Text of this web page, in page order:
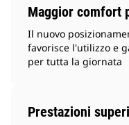
Maggior comfort
Il nuovo
favorisce l'utilizzo e
per tutta la giornata
Prestazioni